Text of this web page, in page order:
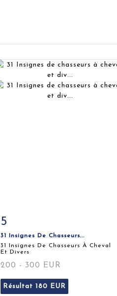
Fiche détaillée
5
31 Insignes De Chasseurs...
31 Insignes De Chasseurs À Cheval
Et Divers
200 - 300 EUR
Résultat 180 EUR